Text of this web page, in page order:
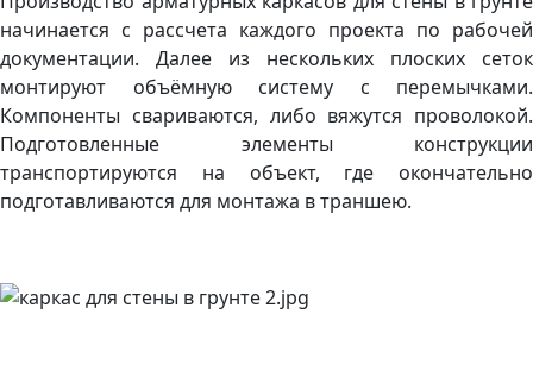
начинается с рассчета каждого проекта по рабочей
документации. Далее из нескольких плоских сеток
монтируют объёмную систему с перемычками.
Компоненты свариваются, либо вяжутся проволокой.
Подготовленные элементы конструкции
транспортируются на объект, где окончательно
подготавливаются для монтажа в траншею.